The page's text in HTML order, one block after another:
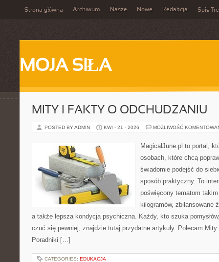
Strona główna Archiwum Nasze Nowe Redakcja Spis
MOJA SIŁA
MITY I FAKTY O ODCHUDZANIU
POSTED BY ADMIN KWI - 21 - 2026 MOŻLIWOŚĆ
MagicalJune.pl to portal,
osobach, które chcą
świadomie podejść do
sposób praktyczny. To
poświęcony tematom
kilogramów, zbilansowane
a także lepsza kondycja psychiczna. Każdy, kto szuka
czuć się pewniej, znajdzie tutaj przydatne artykuły. Polecam
Poradniki […]
CATEGORIES: EDUKACJA